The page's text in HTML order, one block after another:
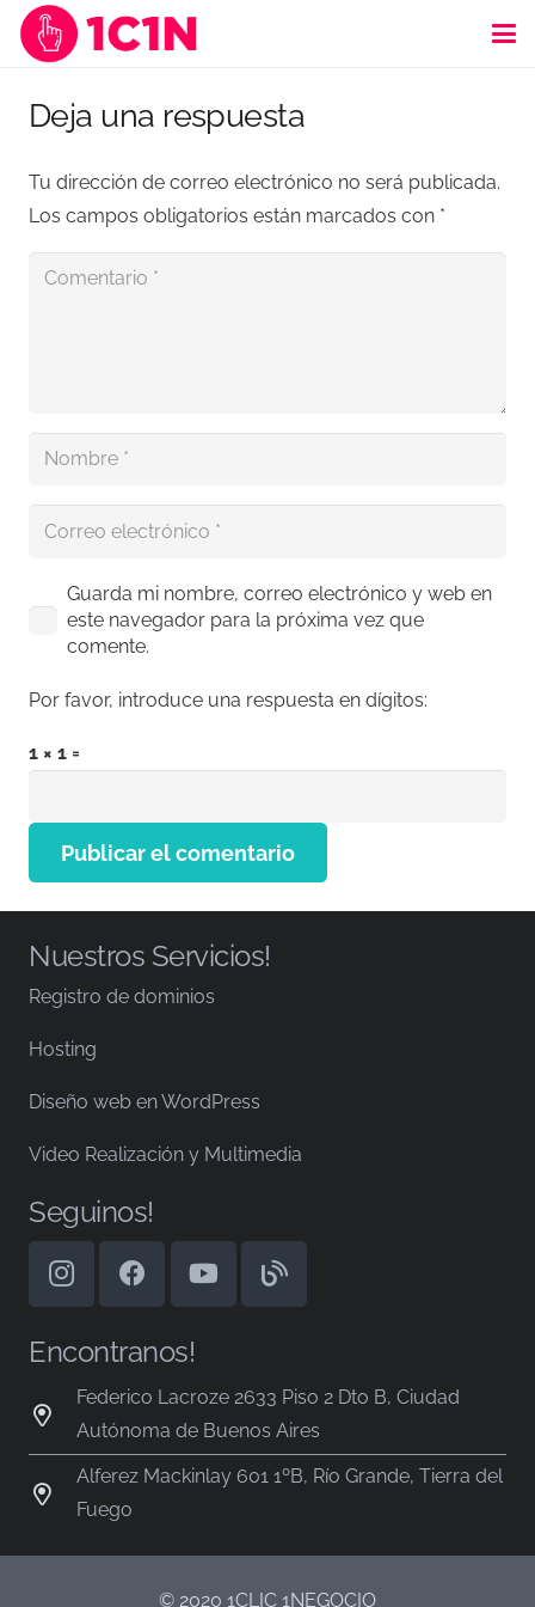
Deja una respuesta
Tu dirección de correo electrónico no será publicada.
Los campos obligatorios están marcados con *
Guarda mi nombre, correo electrónico y web en
este navegador para la próxima vez que
comente.
Por favor, introduce una respuesta en dígitos:
1 × 1 =
Publicar el comentario
Nuestros Servicios!
Registro de dominios
Hosting
Diseño web en WordPress
Video Realización y Multimedia
Seguinos!
Encontranos!
Federico Lacroze 2633 Piso 2 Dto B, Ciudad
Autónoma de Buenos Aires
Alferez Mackinlay 601 1ºB, Río Grande, Tierra del
Fuego
© 2020 1CLIC 1NEGOCIO